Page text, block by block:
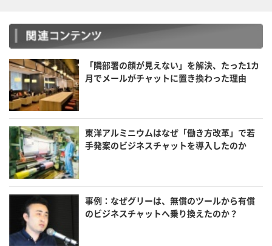
「隣部署の顔が見えない」を解決、たった1カ
月でメールがチャットに置き換わった理由
東洋アルミニウムはなぜ「働き方改革」で若
手発案のビジネスチャットを導入したのか
事例：なぜグリーは、無償のツールから有償
のビジネスチャットへ乗り換えたのか？